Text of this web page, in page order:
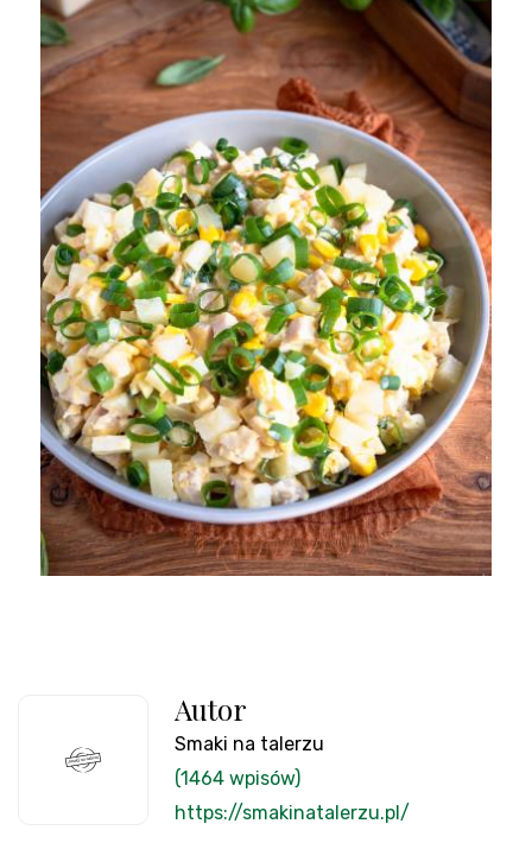
Autor
Smaki na talerzu
(1464 wpisów)
https://smakinatalerzu.pl/